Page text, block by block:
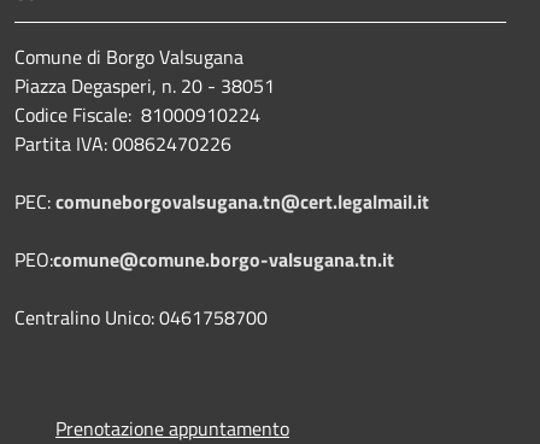
Comune di Borgo Valsugana
Piazza Degasperi, n. 20 - 38051
Codice Fiscale: 81000910224
Partita IVA: 00862470226
PEC:comuneborgovalsugana.tn@cert.legalmail.it
PEO:comune@comune.borgo-valsugana.tn.it
Centralino Unico: 0461758700
Prenotazione appuntamento